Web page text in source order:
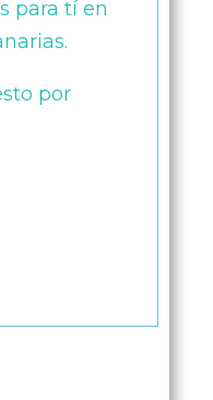
para tí en
por